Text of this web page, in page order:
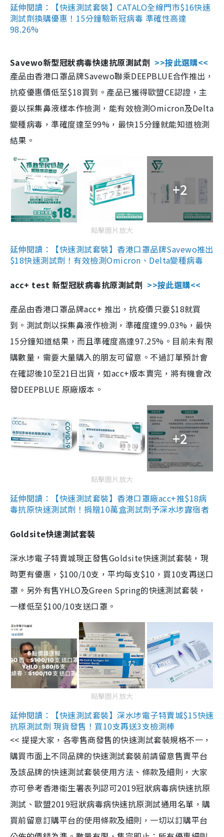
延伸閱讀：【快速測試套裝】CATALO全線門市$16快速
測試劑換購優惠！15分鐘驗新冠病毒 準確性高達
98.26%
Savewo新型冠狀病毒快速抗原測試劑 >>按此選購<<
產品由香港口罩品牌Savewo聯乘DEEPBLUE合作推出，
抗疫優惠價低至$18買到。產品已獲得歐盟CE認證，主
要以採集鼻液樣本作檢測，能有效檢測Omicron及Delta
變種病毒，準確度達至99%，最快15分鐘就能知道檢測
結果。
+2
點擊圖片放大
延伸閱讀：【快速測試套裝】香港口罩品牌Savewo推出
$18快速測試劑！有效檢測Omicron、Delta變種病毒
acc+ test 新型冠狀病毒抗原測試劑 >>按此選購<<
產品由香港口罩品牌acc+ 推出，抗疫價只要$18就買
到。測試劑以採集鼻液作檢測，準確度達99.03%，最快
15分鐘知道結果，而且準確度高達97.25%。目前未有限
購數量，需要大量購入的朋友可留意。不過訂單預計會
在確認後10至21日出貨，如acc+版本賣完，將有機會改
發DEEPBLUE 原廠版本。
+2
點擊圖片放大
延伸閱讀：【快速測試套裝】香港口罩廠acc+推$18病
毒抗原快速測試劑！捐贈10萬盒測試劑予深水埗露宿者
Goldsite快速測試套裝
深水埗電子特賣城現正發售Goldsite快速測試套裝，現
時更有優惠，$100/10支，平均每支$10，買10支再送口
罩。另外有售YHLO及Green Spring的快速測試套裝，
一樣低至$100/10支送口罩。
點擊圖片放大
延伸閱讀：【快速測試套裝】深水埗電子特賣城$15快速
抗原測試劑 現貨發售！買10支再送3支檢測棒
<< 提提大家，各零售商發售的快速測試套裝規格不一，
購買市面上不同品牌的快速測試套裝前請留意售賣平台
及該品牌的快速測試套裝使用方法、條款及細則，大家
亦可參考香港衞生署表列認可2019冠狀病毒病快速抗原
測試、歐盟2019冠狀病毒病快速抗原測試通用名單，購
買前留意訂購平台的使用條款及細則，一切以訂購平台